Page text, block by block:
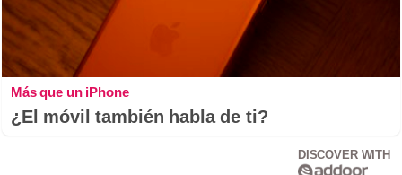
Más que un iPhone
¿El móvil también habla de ti?
DISCOVER WITH